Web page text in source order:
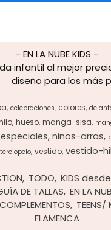
- EN LA NUBE KIDS -
infantil al mejor
diseño para los más
celebraciones colores
hueso manga-sisa
ninos-arras
terciopelo vestido vestido-
TODO KIDS
DE TALLAS EN LA
COMPLEMENTOS TEENS/
FLAMENCA